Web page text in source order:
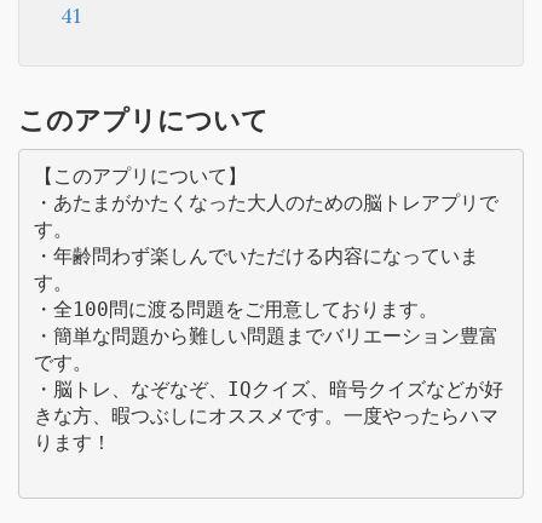
41
このアプリについて
【このアプリについて】
・あたまがかたくなった大人のための脳トレアプリで
す。
・年齢問わず楽しんでいただける内容になっていま
す。
・全100問に渡る問題をご用意しております。
・簡単な問題から難しい問題までバリエーション豊富
です。
・脳トレ、なぞなぞ、IQクイズ、暗号クイズなどが好
きな方、暇つぶしにオススメです。一度やったらハマ
ります！